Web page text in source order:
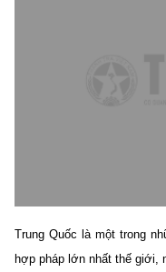
Trung Quốc là một trong
hợp pháp lớn nhất thế giới,